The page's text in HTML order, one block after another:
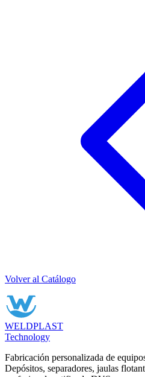
Volver al Catálogo
WELDPLAST
Technology
Fabricación personalizada de
Depósitos, separadores, jaulas